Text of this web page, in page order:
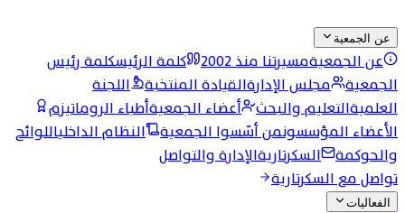
عن الجمعية
عن الجمعيةمسيرتنا منذ 2002 كلمة الرئيسكلمة رئيس
الجمعية
مجلس الإدارةالقيادة المنتخبة
اللجنة
العلميةالتعليم والبحث أعضاء الجمعيةأطباء الروماتيزم
الأعضاء المؤسسونمن أسّسوا الجمعية النظام الداخلياللوائح
والحوكمة
السكرتاريةالإدارة والتواصل
تواصل مع السكرتارية
الفعاليات